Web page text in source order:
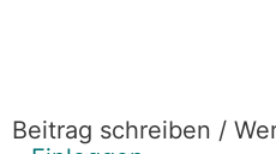
Beitrag schreiben /